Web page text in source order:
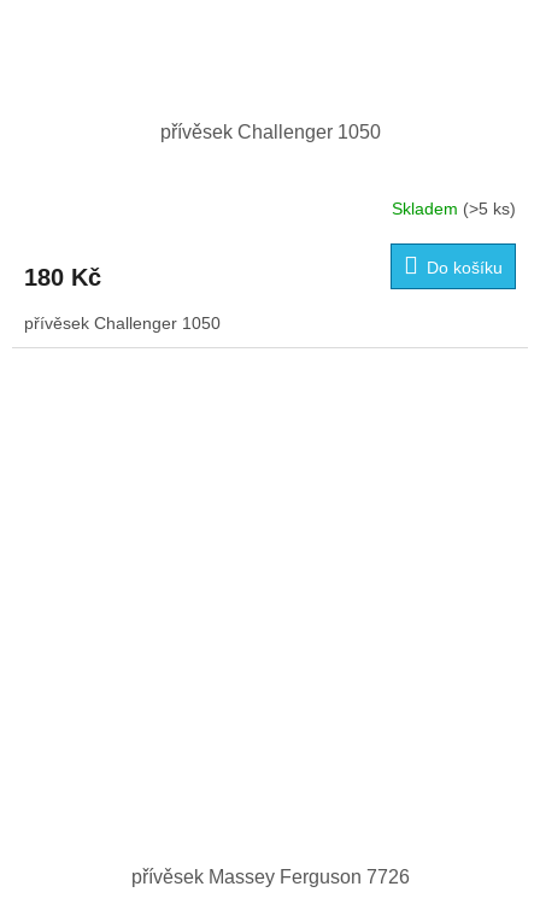
přívěsek Challenger 1050
Skladem (>5 ks)
180 Kč Do košíku
přívěsek Challenger 1050
přívěsek Massey Ferguson 7726